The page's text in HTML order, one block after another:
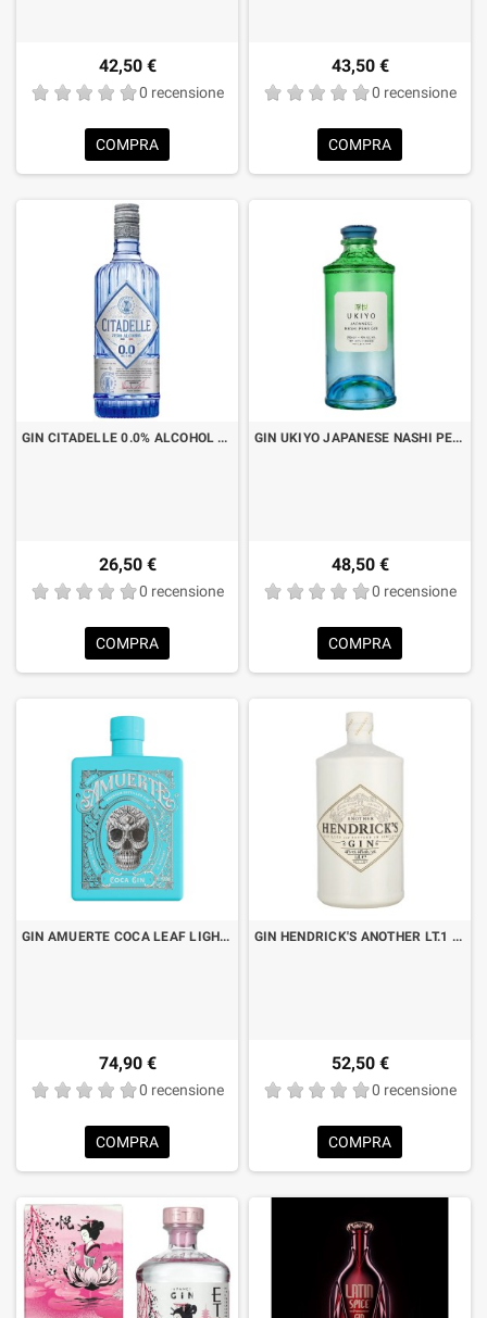
42,50 €
0 recensione
COMPRA
43,50 €
0 recensione
COMPRA
GIN CITADELLE 0.0% ALCOHOL FREE CL.70
26,50 €
0 recensione
COMPRA
GIN UKIYO JAPANESE NASHI PEAR CL.70
48,50 €
0 recensione
COMPRA
GIN AMUERTE COCA LEAF LIGHT BLUE EDITION CL.70
74,90 €
0 recensione
COMPRA
GIN HENDRICK'S ANOTHER LT.1 "FORMATO RISPARIO"
52,50 €
0 recensione
COMPRA